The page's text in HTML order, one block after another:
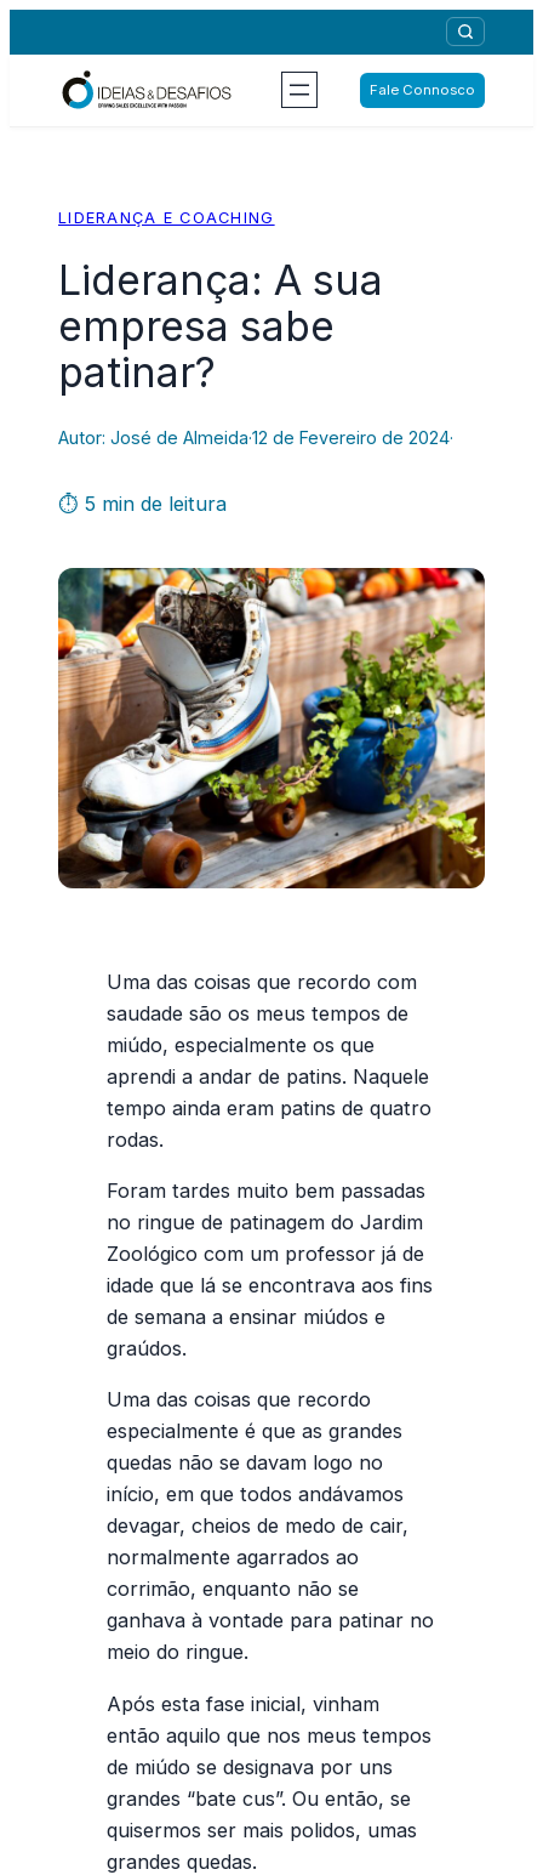
para
Fale Connosco
LIDERANÇA E COACHING
Liderança: A sua
empresa sabe
patinar?
Autor: José de Almeida·12 de Fevereiro de 2024·
⏱ 5 min de leitura
Uma das coisas que recordo com
saudade são os meus tempos de
miúdo, especialmente os que
aprendi a andar de patins. Naquele
tempo ainda eram patins de quatro
rodas.
Foram tardes muito bem passadas
no ringue de patinagem do Jardim
Zoológico com um professor já de
idade que lá se encontrava aos fins
de semana a ensinar miúdos e
graúdos.
Uma das coisas que recordo
especialmente é que as grandes
quedas não se davam logo no
início, em que todos andávamos
devagar, cheios de medo de cair,
normalmente agarrados ao
corrimão, enquanto não se
ganhava à vontade para patinar no
meio do ringue.
Após esta fase inicial, vinham
então aquilo que nos meus tempos
de miúdo se designava por uns
grandes “bate cus”. Ou então, se
quisermos ser mais polidos, umas
grandes quedas.